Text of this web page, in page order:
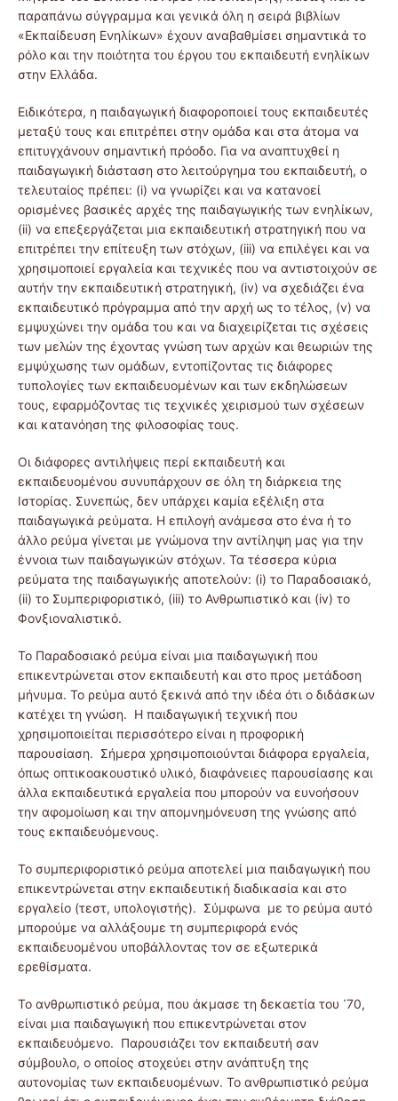
παραπάνω σύγγραμμα και γενικά όλη η σειρά βιβλίων
«Εκπαίδευση Ενηλίκων» έχουν αναβαθμίσει σημαντικά το
ρόλο και την ποιότητα του έργου του εκπαιδευτή ενηλίκων
στην Ελλάδα.
Ειδικότερα, η παιδαγωγική διαφοροποιεί τους εκπαιδευτές
μεταξύ τους και επιτρέπει στην ομάδα και στα άτομα να
επιτυγχάνουν σημαντική πρόοδο. Για να αναπτυχθεί η
παιδαγωγική διάσταση στο λειτούργημα του εκπαιδευτή, ο
τελευταίος πρέπει: (i) να γνωρίζει και να κατανοεί
ορισμένες βασικές αρχές της παιδαγωγικής των ενηλίκων,
(ii) να επεξεργάζεται μια εκπαιδευτική στρατηγική που να
επιτρέπει την επίτευξη των στόχων, (iii) να επιλέγει και να
χρησιμοποιεί εργαλεία και τεχνικές που να αντιστοιχούν σε
αυτήν την εκπαιδευτική στρατηγική, (iv) να σχεδιάζει ένα
εκπαιδευτικό πρόγραμμα από την αρχή ως το τέλος, (v) να
εμψυχώνει την ομάδα του και να διαχειρίζεται τις σχέσεις
των μελών της έχοντας γνώση των αρχών και θεωριών της
εμψύχωσης των ομάδων, εντοπίζοντας τις διάφορες
τυπολογίες των εκπαιδευομένων και των εκδηλώσεων
τους, εφαρμόζοντας τις τεχνικές χειρισμού των σχέσεων
και κατανόηση της φιλοσοφίας τους.
Οι διάφορες αντιλήψεις περί εκπαιδευτή και
εκπαιδευομένου συνυπάρχουν σε όλη τη διάρκεια της
Ιστορίας. Συνεπώς, δεν υπάρχει καμία εξέλιξη στα
παιδαγωγικά ρεύματα. Η επιλογή ανάμεσα στο ένα ή το
άλλο ρεύμα γίνεται με γνώμονα την αντίληψη μας για την
έννοια των παιδαγωγικών στόχων. Τα τέσσερα κύρια
ρεύματα της παιδαγωγικής αποτελούν: (i) το Παραδοσιακό,
(ii) το Συμπεριφοριστικό, (iii) το Ανθρωπιστικό και (iv) το
Φονξιοναλιστικό.
To Παραδοσιακό ρεύμα είναι μια παιδαγωγική που
επικεντρώνεται στον εκπαιδευτή και στο προς μετάδοση
μήνυμα. Το ρεύμα αυτό ξεκινά από την ιδέα ότι ο διδάσκων
κατέχει τη γνώση. Η παιδαγωγική τεχνική που
χρησιμοποιείται περισσότερο είναι η προφορική
παρουσίαση. Σήμερα χρησιμοποιούνται διάφορα εργαλεία,
όπως οπτικοακουστικό υλικό, διαφάνειες παρουσίασης και
άλλα εκπαιδευτικά εργαλεία που μπορούν να ευνοήσουν
την αφομοίωση και την απομνημόνευση της γνώσης από
τους εκπαιδευόμενους.
Το συμπεριφοριστικό ρεύμα αποτελεί μια παιδαγωγική που
επικεντρώνεται στην εκπαιδευτική διαδικασία και στο
εργαλείο (τεστ, υπολογιστής). Σύμφωνα με το ρεύμα αυτό
μπορούμε να αλλάξουμε τη συμπεριφορά ενός
εκπαιδευομένου υποβάλλοντας τον σε εξωτερικά
ερεθίσματα.
Το ανθρωπιστικό ρεύμα, που άκμασε τη δεκαετία του ᾽70,
είναι μια παιδαγωγική που επικεντρώνεται στον
εκπαιδευόμενο. Παρουσιάζει τον εκπαιδευτή σαν
σύμβουλο, ο οποίος στοχεύει στην ανάπτυξη της
αυτονομίας των εκπαιδευομένων. Το ανθρωπιστικό ρεύμα